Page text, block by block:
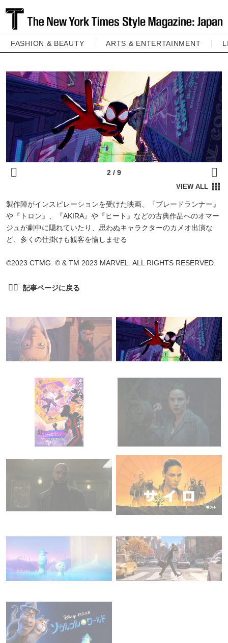
FASHION & BEAUTY ARTS & ENTERTAINMENT
製作陣がインスピレーションを受けた映画、『ブレードランナー』
や『トロン』、『AKIRA』や『ヒート』などの古典作品へのオマー
ジュが劇中に隠れていたり、思わぬキャラクターのカメオ出演な
ど、多くの仕掛けも観客を愉しませる
©2023 CTMG. © & TM 2023 MARVEL. ALL RIGHTS RESERVED.